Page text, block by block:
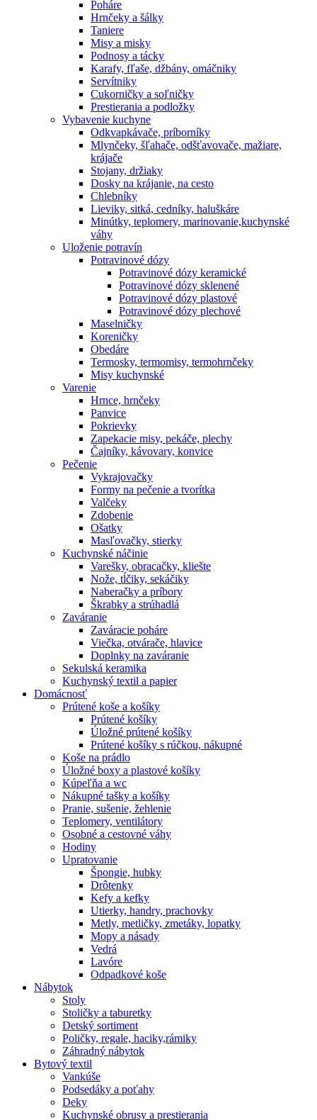
Poháre
Hrnčeky a šálky
Taniere
Misy a misky
Podnosy a tácky
Karafy, fľaše, džbány, omáčniky
Servítniky
Cukorničky a soľničky
Prestierania a podložky
Vybavenie kuchyne
Odkvapkávače, príborníky
Mlynčeky, šľahače, odšťavovače, mažiare,
krájače
Stojany, držiaky
Dosky na krájanie, na cesto
Chlebníky
Lieviky, sitká, cedníky, haluškáre
Minútky, teplomery, marinovanie,kuchynské
váhy
Uloženie potravín
Potravinové dózy
Potravinové dózy keramické
Potravinové dózy sklenené
Potravinové dózy plastové
Potravinové dózy plechové
Maselničky
Koreničky
Obedáre
Termosky, termomisy, termohrnčeky
Misy kuchynské
Varenie
Hrnce, hrnčeky
Panvice
Pokrievky
Zapekacie misy, pekáče, plechy
Čajníky, kávovary, konvice
Pečenie
Vykrajovačky
Formy na pečenie a tvorítka
Valčeky
Zdobenie
Ošatky
Masľovačky, stierky
Kuchynské náčinie
Varešky, obracačky, kliešte
Nože, tĺčiky, sekáčiky
Naberačky a príbory
Škrabky a strúhadlá
Zaváranie
Zaváracie poháre
Viečka, otvárače, hlavice
Doplnky na zaváranie
Sekulská keramika
Kuchynský textil a papier
Domácnosť
Prútené koše a košíky
Prútené košíky
Úložné prútené košíky
Prútené košíky s rúčkou, nákupné
Koše na prádlo
Úložné boxy a plastové košíky
Kúpeľňa a wc
Nákupné tašky a košíky
Pranie, sušenie, žehlenie
Teplomery, ventilátory
Osobné a cestovné váhy
Hodiny
Upratovanie
Špongie, hubky
Drôtenky
Kefy a kefky
Utierky, handry, prachovky
Metly, metličky, zmetáky, lopatky
Mopy a násady
Vedrá
Lavóre
Odpadkové koše
Nábytok
Stoly
Stoličky a taburetky
Detský sortiment
Poličky, regale, haciky,rámiky
Záhradný nábytok
Bytový textil
Vankúše
Podsedáky a poťahy
Deky
Kuchynské obrusy a prestierania